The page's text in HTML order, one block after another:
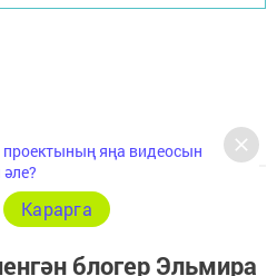
блогер Эльмира
яңа видеосын
Карарга